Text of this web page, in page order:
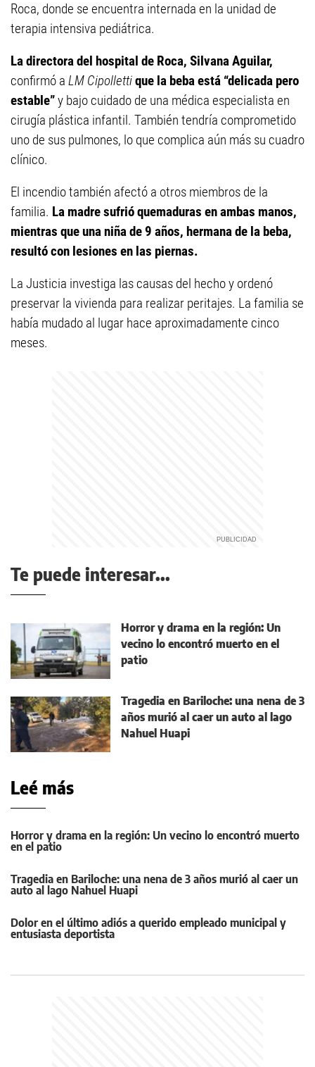
Roca, donde se encuentra internada en la unidad de
terapia intensiva pediátrica.
La directora del hospital de Roca, Silvana Aguilar,
confirmó a LM Cipollettique la beba está “delicada pero
estable”y bajo cuidado de una médica especialista en
cirugía plástica infantil. También tendría comprometido
uno de sus pulmones, lo que complica aún más su cuadro
clínico.
El incendio también afectó a otros miembros de la
familia. La madre sufrió quemaduras en ambas manos,
mientras que una niña de 9 años, hermana de la beba,
resultó con lesiones en las piernas.
La Justicia investiga las causas del hecho y ordenó
preservar la vivienda para realizar peritajes. La familia se
había mudado al lugar hace aproximadamente cinco
meses.
Te puede interesar...
Horror y drama en la región: Un
vecino lo encontró muerto en el
patio
Tragedia en Bariloche: una nena de 3
años murió al caer un auto al lago
Nahuel Huapi
Leé más
Horror y drama en la región: Un vecino lo encontró muerto
en el patio
Tragedia en Bariloche: una nena de 3 años murió al caer un
auto al lago Nahuel Huapi
Dolor en el último adiós a querido empleado municipal y
entusiasta deportista